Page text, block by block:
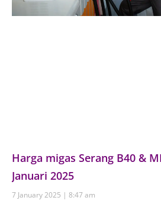
Harga migas Serang B40 &
Januari 2025
7 January 2025
8:47 am